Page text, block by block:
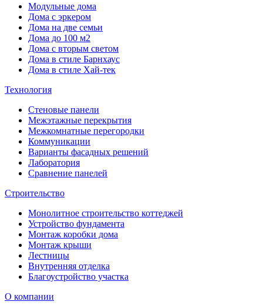
Модульные дома
Дома с эркером
Дома на две семьи
Дома до 100 м2
Дома с вторым светом
Дома в стиле Барнхаус
Дома в стиле Хай-тек
Технология
Стеновые панели
Межэтажные перекрытия
Межкомнатные перегородки
Коммуникации
Варианты фасадных решений
Лаборатория
Сравнение панелей
Строительство
Монолитное строительство коттеджей
Устройство фундамента
Монтаж коробки дома
Монтаж крыши
Лестницы
Внутренняя отделка
Благоустройство участка
О компании